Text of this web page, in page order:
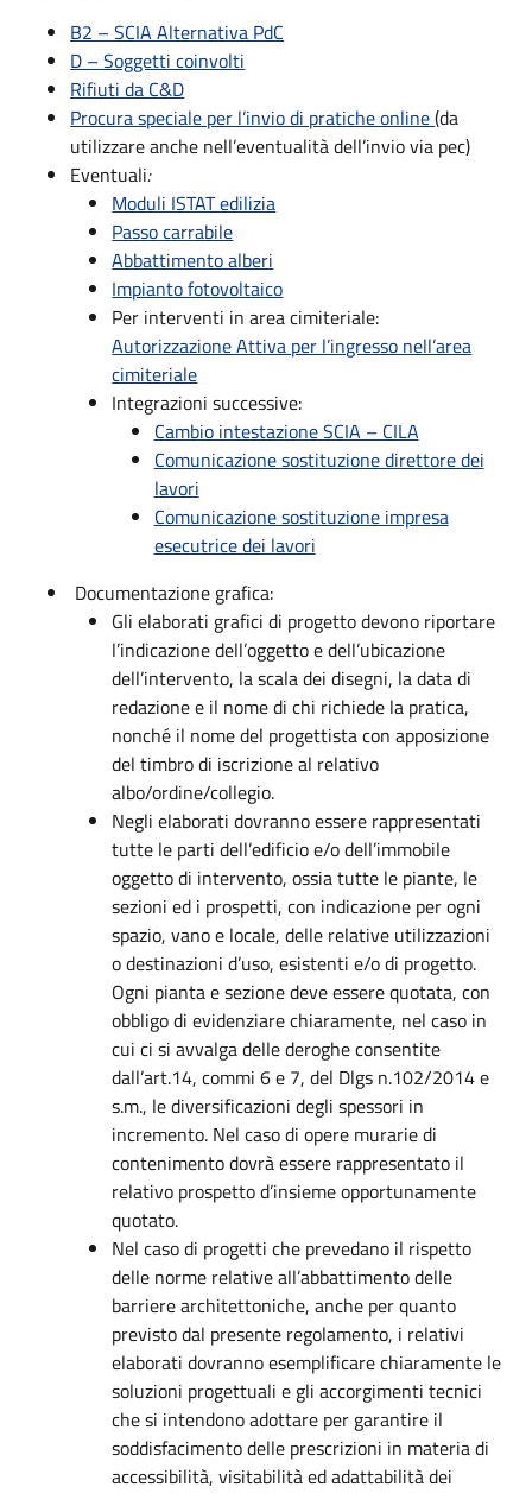
B2 – SCIA Alternativa PdC
D – Soggetti coinvolti
Rifiuti da C&D
Procura speciale per l’invio di pratiche online(da
utilizzare anche nell’eventualità dell’invio via pec)
Eventuali:
Moduli ISTAT edilizia
Passo carrabile
Abbattimento alberi
Impianto fotovoltaico
Per interventi in area cimiteriale:
Autorizzazione Attiva per l’ingresso nell’area
cimiteriale
Integrazioni successive:
Cambio intestazione SCIA – CILA
Comunicazione sostituzione direttore dei
lavori
Comunicazione sostituzione impresa
esecutrice dei lavori
Documentazione grafica:
Gli elaborati grafici di progetto devono riportare
l’indicazione dell’oggetto e dell’ubicazione
dell’intervento, la scala dei disegni, la data di
redazione e il nome di chi richiede la pratica,
nonché il nome del progettista con apposizione
del timbro di iscrizione al relativo
albo/ordine/collegio.
Negli elaborati dovranno essere rappresentati
tutte le parti dell’edificio e/o dell’immobile
oggetto di intervento, ossia tutte le piante, le
sezioni ed i prospetti, con indicazione per ogni
spazio, vano e locale, delle relative utilizzazioni
o destinazioni d’uso, esistenti e/o di progetto.
Ogni pianta e sezione deve essere quotata, con
obbligo di evidenziare chiaramente, nel caso in
cui ci si avvalga delle deroghe consentite
dall’art.14, commi 6 e 7, del Dlgs n.102/2014 e
s.m., le diversificazioni degli spessori in
incremento. Nel caso di opere murarie di
contenimento dovrà essere rappresentato il
relativo prospetto d’insieme opportunamente
quotato.
Nel caso di progetti che prevedano il rispetto
delle norme relative all’abbattimento delle
barriere architettoniche, anche per quanto
previsto dal presente regolamento, i relativi
elaborati dovranno esemplificare chiaramente le
soluzioni progettuali e gli accorgimenti tecnici
che si intendono adottare per garantire il
soddisfacimento delle prescrizioni in materia di
accessibilità, visitabilità ed adattabilità dei